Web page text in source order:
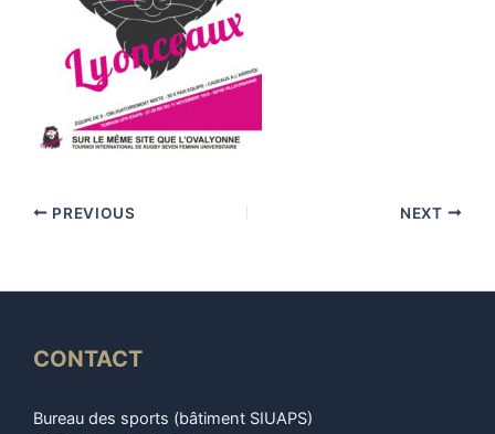
PREVIOUS NEXT
CONTACT
Bureau des sports (bâtiment SIUAPS)